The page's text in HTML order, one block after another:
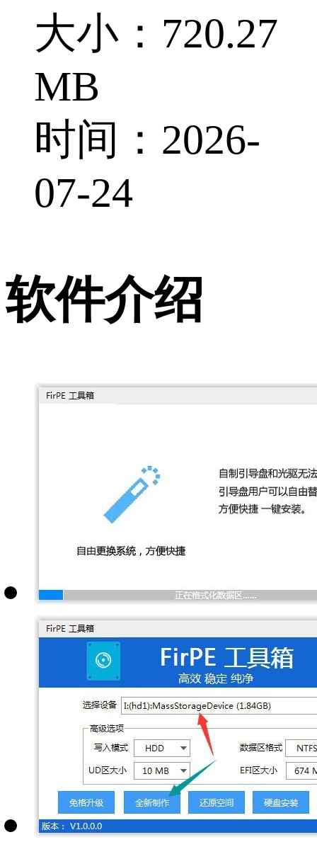
大小：720.27
MB
时间：2026-
07-24
软件介绍